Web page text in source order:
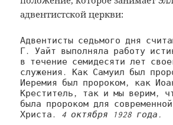
адвентистской церкви:
Адвентисты седьмого дня
Г. Уайт выполняла работу
в течение семидесяти лет
служения. Как Самуил был
Иеремия был пророком, как
Креститель, так и мы верим,
была пророком для
Христа. 4 октября 1928 года.